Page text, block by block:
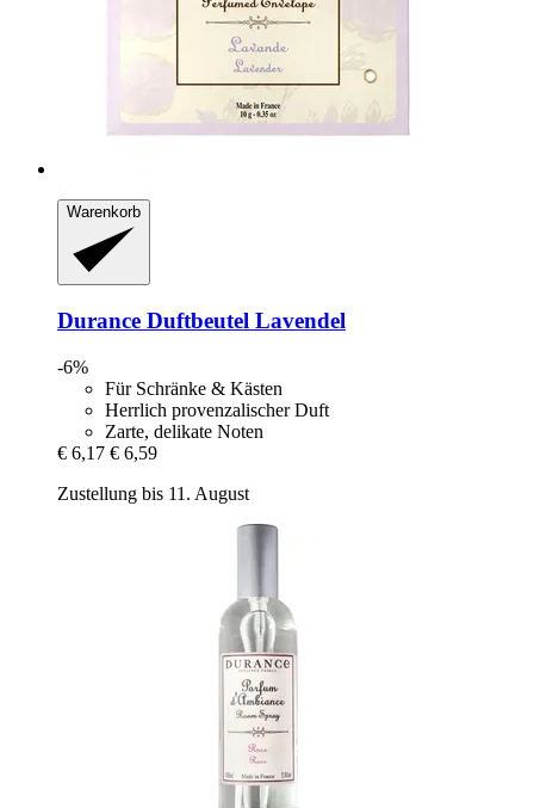
Warenkorb
Durance Duftbeutel Lavendel
-6%
Für Schränke & Kästen
Herrlich provenzalischer Duft
Zarte, delikate Noten
€ 6,17 € 6,59
Zustellung bis 11. August